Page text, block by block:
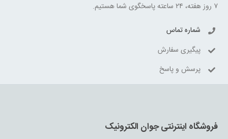
۷ روز هفته، ۲۴ ساعته پاسخگوی شما هستیم.
شماره تماس
پیگیری سفارش
پرسش و پاسخ
فروشگاه اینترنتی جوان الکترونیک